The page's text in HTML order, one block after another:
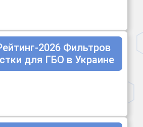
2026 Фильтров
для ГБО в Украине